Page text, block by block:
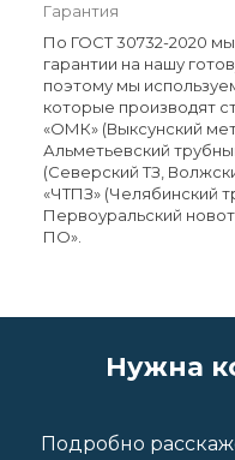
Гарантия
По ГОСТ 30732-2020 мы
гарантии на нашу
поэтому мы
которые производят
«ОМК» (Выксунский
Альметьевский
(Северский ТЗ,
«ЧТПЗ» (Челябинский
Первоуральский
ПО».
Нужна
Подробно